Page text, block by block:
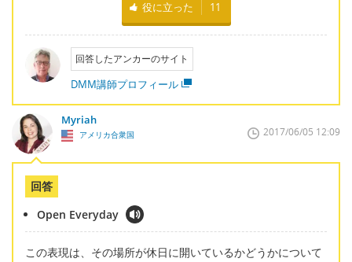
役に立った 11
回答したアンカーのサイト
DMM講師プロフィール
Myriah
アメリカ合衆国 2017/06/05 12:09
回答
Open Everyday
この表現は、その場所が休日に開いているかどうかについて